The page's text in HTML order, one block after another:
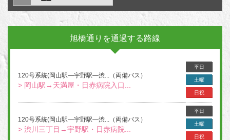
旭橋通りを通過する路線
120号系統(岡山駅―宇野駅―渋...（両備バス）
> 岡山駅→天満屋・日赤病院入口...
平日
土曜
日祝
120号系統(岡山駅―宇野駅―渋...（両備バス）
> 渋川三丁目→宇野駅・日赤病院...
平日
土曜
日祝